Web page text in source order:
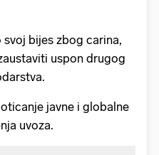
bijes zbog carina,
uspon drugog
javne i globalne
uvoza.